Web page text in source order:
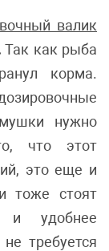
валик
Так как рыба
корма.
нужно
что этот
это еще и
тоже стоят
и удобнее
требуется